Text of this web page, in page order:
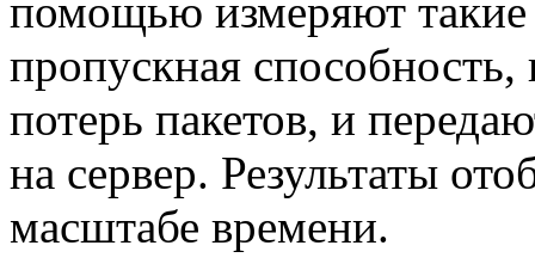
помощью измеряют такие
пропускная
потерь пакетов, и
на сервер. Результаты
масштабе времени.